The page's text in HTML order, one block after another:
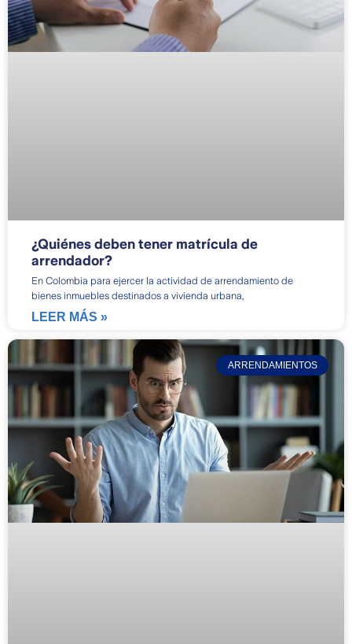
¿Quiénes deben tener matrícula de
arrendador?
En Colombia para ejercer la actividad de arrendamiento de
bienes inmuebles destinados a vivienda urbana,
LEER MÁS »
ARRENDAMIENTOS